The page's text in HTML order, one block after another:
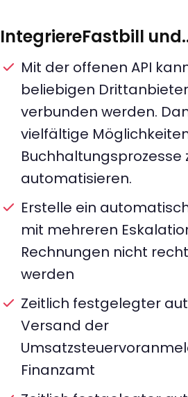
IntegriereFastbill
Mit der offenen API
beliebigen
verbunden werden.
vielfältige
Buchhaltungsprozesse
automatisieren.
Erstelle ein
mit mehreren
Rechnungen nicht
werden
Zeitlich festgelegter
Versand der
Finanzamt